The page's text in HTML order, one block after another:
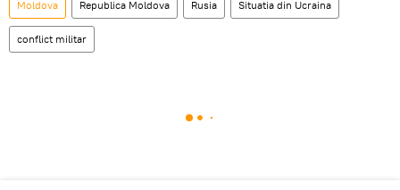
Moldova Republica Moldova Rusia Situatia din Ucraina
conflict militar